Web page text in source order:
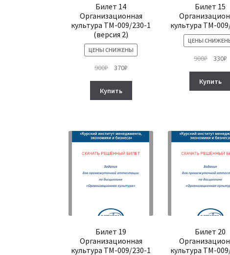
Билет 14
Организационная
культура ТМ-009/230-1
(версия 2)
ЦЕНЫ СНИЖЕНЫ
900₽
Первоначальная
составляла
900₽.
370₽Текущая
Купить
Билет 15
культура ТМ-
ЦЕНЫ
900₽
900₽.
330₽
Купить
Билет 19
Организационная
культура ТМ-009/230-1
Билет 20
культура ТМ-